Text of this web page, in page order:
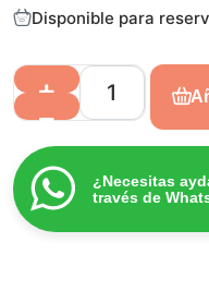
Disponible para
¿Necesitas
través de